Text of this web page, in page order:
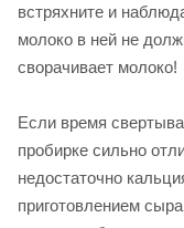
встряхните и
молоко в ней не
сворачивает молоко!
Если время
пробирке сильно
недостаточно
приготовлением